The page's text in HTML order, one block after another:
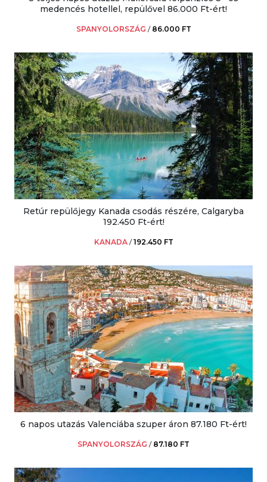
medencés hotellel, repülővel 86.000 Ft-ért!
SPANYOLORSZÁG / 86.000 FT
Retúr repülőjegy Kanada csodás részére, Calgaryba
192.450 Ft-ért!
KANADA /192.450 FT
6 napos utazás Valenciába szuper áron 87.180 Ft-ért!
SPANYOLORSZÁG / 87.180 FT